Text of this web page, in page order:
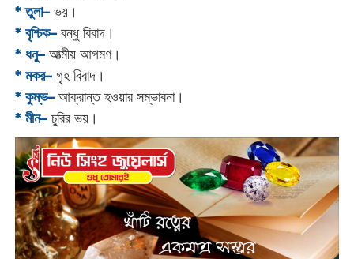
* তুলা– ভয়।
* বৃশ্চিক– বন্ধু বিবাদ।
* ধনু–আত্মীয় আগমণ।
* মকর–গৃহ বিবাদ।‌
* কুম্ভ–আক্রান্ত হওয়ার সম্ভাবনা।
* মীন– চুরির ভয়।‌‌‌‌‌‌‌‌‌‌‌‌‌‌‌‌‌‌‌‌‌‌‌‌‌‌‌‌‌‌‌‌‌‌‌‌‌‌‌‌‌‌‌‌‌‌‌‌